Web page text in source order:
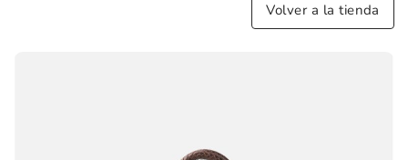
Volver a la tienda